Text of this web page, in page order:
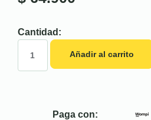
Cantidad:
Añadir al carrito
Paga con: